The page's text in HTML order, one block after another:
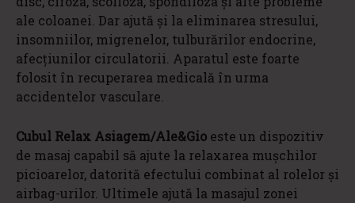
ale coloanei. Dar ajută și la eliminarea stresului,
insomniilor, migrenelor, tulburărilor endocrine,
afecțiunilor circulatorii. Aparatul este foarte
folosit în recuperarea medicală în urma
accidentelor vasculare.
Cubul Relax Asiagem/Ale&Gio este un dispozitiv
de masaj capabil să ajute la relaxarea mușchilor
picioarelor, datorită efectului combinat al rolelor și
airbag-urilor. Ultimele ajută la masajul zonei